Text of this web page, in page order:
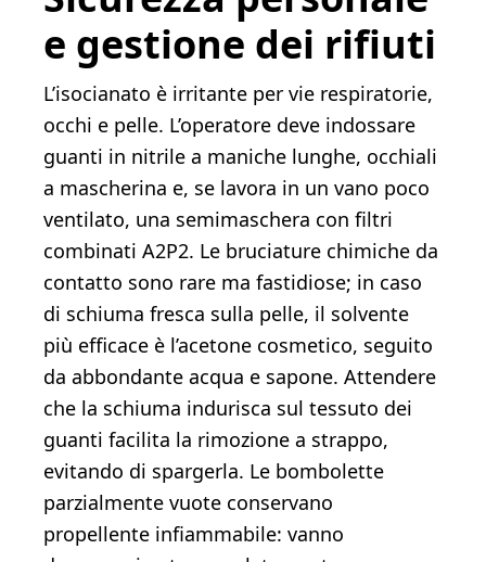
e gestione dei rifiuti
L’isocianato è irritante per vie respiratorie,
occhi e pelle. L’operatore deve indossare
guanti in nitrile a maniche lunghe, occhiali
a mascherina e, se lavora in un vano poco
ventilato, una semimaschera con filtri
combinati A2P2. Le bruciature chimiche da
contatto sono rare ma fastidiose; in caso
di schiuma fresca sulla pelle, il solvente
più efficace è l’acetone cosmetico, seguito
da abbondante acqua e sapone. Attendere
che la schiuma indurisca sul tessuto dei
guanti facilita la rimozione a strappo,
evitando di spargerla. Le bombolette
parzialmente vuote conservano
propellente infiammabile: vanno